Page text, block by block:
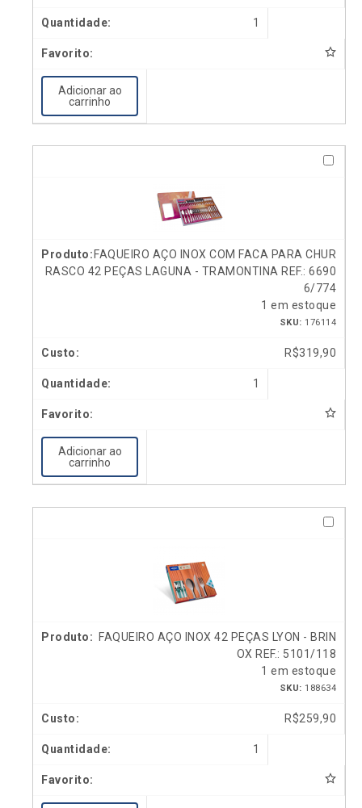
1
Adicionar ao
carrinho
FAQUEIRO AÇO INOX COM FACA PARA CHUR
RASCO 42 PEÇAS LAGUNA - TRAMONTINA REF.: 6690
6/774
1 em estoque
SKU: 176114
R$319,90
1
Adicionar ao
carrinho
FAQUEIRO AÇO INOX 42 PEÇAS LYON - BRIN
OX REF.: 5101/118
1 em estoque
SKU: 188634
R$259,90
1